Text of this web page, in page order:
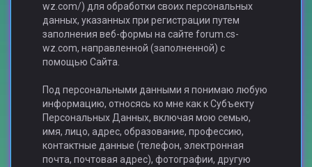
wz.com/) для обработки своих персональных
данных, указанных при регистрации путем
заполнения веб-формы на сайте forum.cs-
wz.com, направленной (заполненной) с
помощью Сайта.
Под персональными данными я понимаю любую
информацию, относясь ко мне как к Субъекту
Персональных Данных, включая мою семью,
имя, лицо, адрес, образование, профессию,
контактные данные (телефон, электронная
почта, почтовая адрес), фотографии, другую